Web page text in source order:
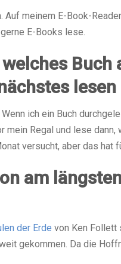
Auf meinem E-Book-
E-Books lese.
Buch
ich ein Buch
mein Regal und lese
versucht, aber das hat
am
der Erde von Ken Follett
gekommen. Da die